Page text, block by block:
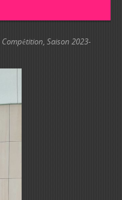
Compétition, Saison 2023-